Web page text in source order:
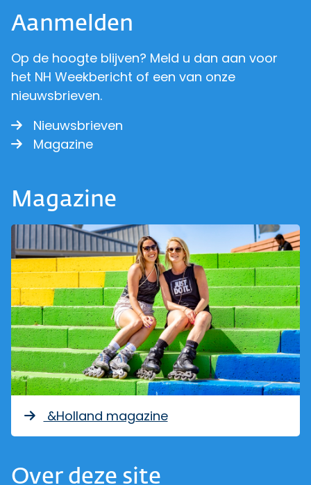
Aanmelden
Op de hoogte blijven? Meld u dan aan voor
het NH Weekbericht of een van onze
nieuwsbrieven.
Nieuwsbrieven
Magazine
Magazine
&Holland magazine
Over deze site